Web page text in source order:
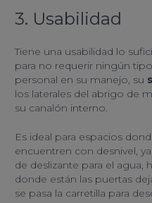
3. Usabilidad
Tiene una usabilidad lo
para no requerir ningún
personal en su manejo, su
los laterales del abrigo de
su canalón interno.
Es ideal para espacios
encuentren con desnivel,
de deslizante para el
donde están las puertas
se pasa la carretilla para